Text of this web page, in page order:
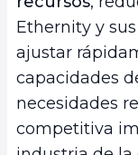
Ethernity y
ajustar
capacidades
necesidades
competitiva